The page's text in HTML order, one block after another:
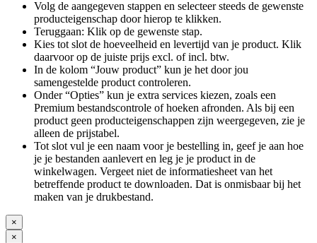
Volg de aangegeven stappen en selecteer steeds de gewenste
producteigenschap door hierop te klikken.
Teruggaan: Klik op de gewenste stap.
Kies tot slot de hoeveelheid en levertijd van je product. Klik
daarvoor op de juiste prijs excl. of incl. btw.
In de kolom “Jouw product” kun je het door jou
samengestelde product controleren.
Onder “Opties” kun je extra services kiezen, zoals een
Premium bestandscontrole of hoeken afronden. Als bij een
product geen producteigenschappen zijn weergegeven, zie je
alleen de prijstabel.
Tot slot vul je een naam voor je bestelling in, geef je aan hoe
je je bestanden aanlevert en leg je je product in de
winkelwagen. Vergeet niet de informatiesheet van het
betreffende product te downloaden. Dat is onmisbaar bij het
maken van je drukbestand.
×
×